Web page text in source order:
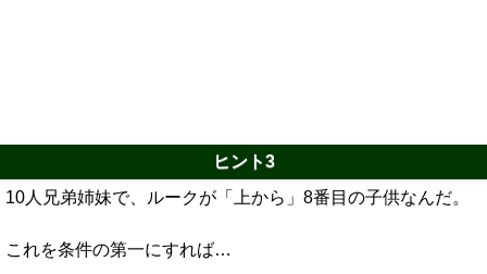
ヒント3
10人兄弟姉妹で、ルークが「上から」8番目の子供なんだ。
これを条件の第一にすれば…